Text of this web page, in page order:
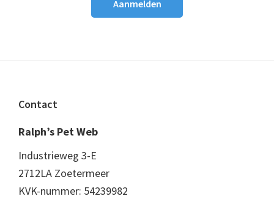
Footer
Contact
Ralph’s Pet Web
Industrieweg 3-E
2712LA Zoetermeer
KVK-nummer: 54239982